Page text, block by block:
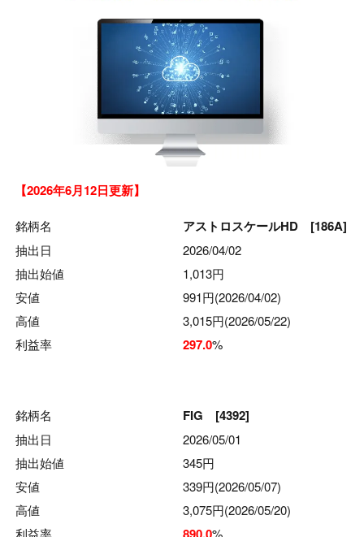
【2026年6月12日更新】
銘柄名 アストロスケールHD [186A]
抽出日
2026/04/02
抽出始値
1,013円
安値
991円(2026/04/02)
高値
3,015円(2026/05/22)
利益率
297.0%
銘柄名 FIG [4392]
抽出日
2026/05/01
抽出始値
345円
安値
339円(2026/05/07)
高値
3,075円(2026/05/20)
利益率
%